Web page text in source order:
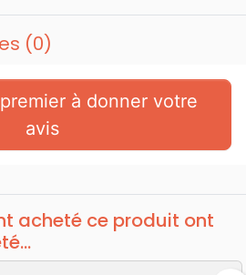
(0)
avis
acheté ce produit ont